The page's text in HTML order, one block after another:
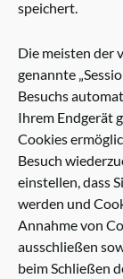
speichert.
Die meisten der
genannte
Besuchs
Ihrem Endgerät
Cookies
Besuch
einstellen, dass
werden und
Annahme von
ausschließen
beim Schließen